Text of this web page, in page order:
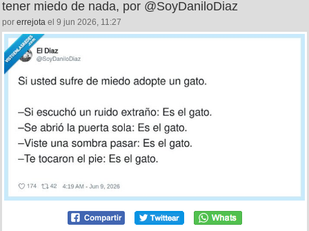
tener miedo de nada, por @SoyDaniloDiaz
por errejota el 9 jun 2026, 11:27